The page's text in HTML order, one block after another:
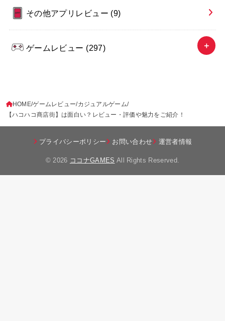
その他アプリレビュー (9)
ゲームレビュー (297)
HOME ゲームレビュー カジュアルゲーム
【ハコハコ商店街】は面白い？レビュー・評価や魅力をご紹介！
プライバシーポリシー お問い合わせ 運営者情報
© 2026 ココナGAMES All Rights Reserved.